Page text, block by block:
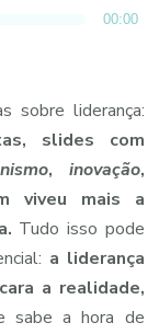
00:00
sobre liderança:
slides com
, inovação,
viveu mais a
Tudo isso pode
a liderança
a realidade,
sabe a hora de